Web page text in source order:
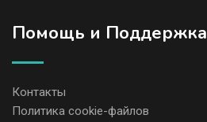
Помощь и Поддержка
Контакты
Политика cookie-файлов